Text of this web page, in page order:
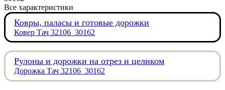
Все характеристики
Ковры, паласы и готовые дорожки
Ковер Тач 32106_30162
Рулоны и дорожки на отрез и целиком
Дорожка Тач 32106_30162